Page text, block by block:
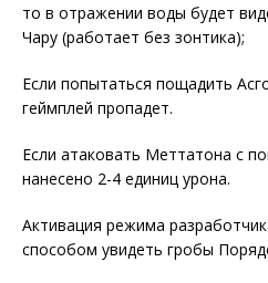
то в отражении воды будет
Чару (работает без зонтика);
Если попытаться пощадить
геймплей пропадет.
Если атаковать Меттатона с
нанесено 2-4 единиц урона.
Активация режима
способом увидеть гробы